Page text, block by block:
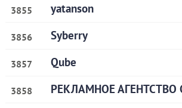
3855 yatanson
3856 Syberry
3857 Qube
3858 РЕКЛАМНОЕ АГЕНТСТВО